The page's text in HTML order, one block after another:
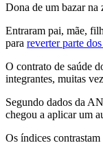
Dona de um bazar na
Entraram pai, mãe,
para reverter parte
O contrato de saúde
integrantes, muitas
Segundo dados da
chegou a aplicar um
Os índices